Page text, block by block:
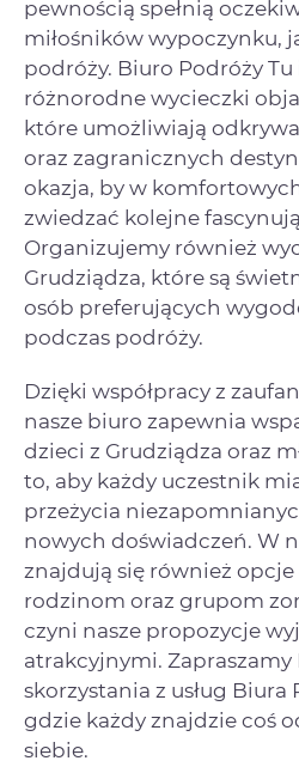
pewnością spełnią
miłośników wypoczynku,
podróży. Biuro Podróży
różnorodne wycieczki
które umożliwiają
oraz zagranicznych
okazja, by w
zwiedzać kolejne
Organizujemy również
Grudziądza, które są
osób preferujących
podczas podróży.
Dzięki współpracy z
nasze biuro zapewnia
dzieci z Grudziądza oraz
to, aby każdy uczestnik
przeżycia
nowych doświadczeń. W
znajdują się również
rodzinom oraz grupom
czyni nasze propozycje
atrakcyjnymi. Zapraszamy
skorzystania z usług Biura
gdzie każdy znajdzie coś
siebie.